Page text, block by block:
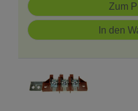
Zum
In den